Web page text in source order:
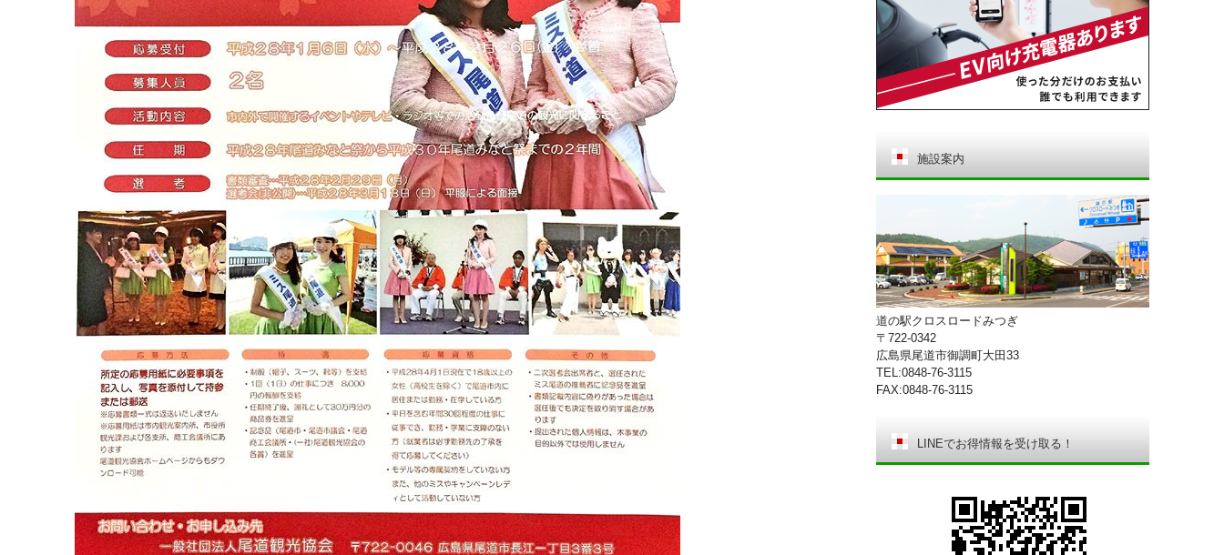
施設案内
道の駅クロスロードみつぎ
〒722-0342
広島県尾道市御調町大田33
TEL:0848-76-3115
FAX:0848-76-3115
LINEでお得情報を受け取る！